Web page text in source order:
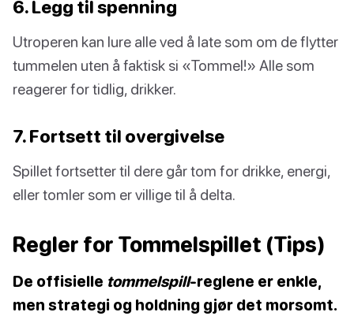
6. Legg til spenning
Utroperen kan lure alle ved å late som om de flytter
tummelen uten å faktisk si «Tommel!» Alle som
reagerer for tidlig, drikker.
7. Fortsett til overgivelse
Spillet fortsetter til dere går tom for drikke, energi,
eller tomler som er villige til å delta.
Regler for Tommelspillet (Tips)
De offisielle tommelspill-reglene er enkle,
men strategi og holdning gjør det morsomt.